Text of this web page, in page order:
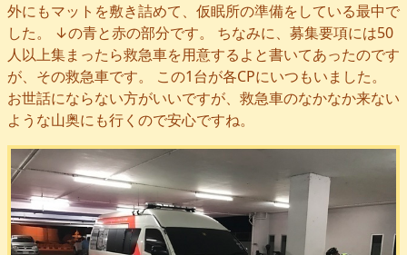
外にもマットを敷き詰めて、仮眠所の準備をしている最中で
した。 ↓の青と赤の部分です。 ちなみに、募集要項には50
人以上集まったら救急車を用意するよと書いてあったのです
が、その救急車です。 この1台が各CPにいつもいました。
お世話にならない方がいいですが、救急車のなかなか来ない
ような山奥にも行くので安心ですね。